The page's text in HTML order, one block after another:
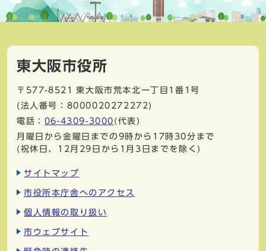
東大阪市役所
〒577-8521
東大阪市荒本北一丁目1番1号
(法人番号：8000020272272)
電話： 06-4309-3000 (代表)
月曜日から金曜日までの9時から17時30分まで
(祝休日、12月29日から1月3日までを除く)
サイトマップ
市役所本庁舎へのアクセス
個人情報の取り扱い
市ウェブサイト